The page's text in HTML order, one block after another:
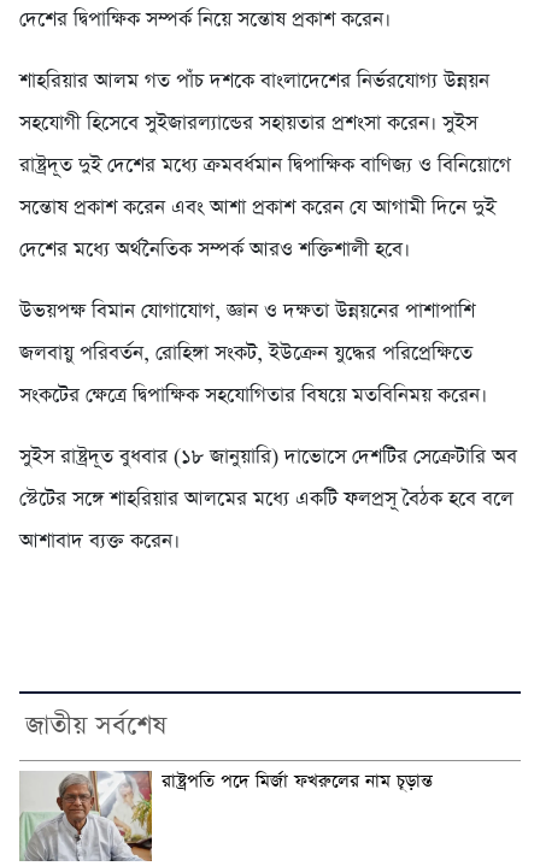
দেশের দ্বিপাক্ষিক সম্পর্ক নিয়ে সন্তোষ প্রকাশ করেন।
শাহরিয়ার আলম গত পাঁচ দশকে বাংলাদেশের নির্ভরযোগ্য উন্নয়ন
সহযোগী হিসেবে সুইজারল্যান্ডের সহায়তার প্রশংসা করেন। সুইস
রাষ্ট্রদূত দুই দেশের মধ্যে ক্রমবর্ধমান দ্বিপাক্ষিক বাণিজ্য ও বিনিয়োগে
সন্তোষ প্রকাশ করেন এবং আশা প্রকাশ করেন যে আগামী দিনে দুই
দেশের মধ্যে অর্থনৈতিক সম্পর্ক আরও শক্তিশালী হবে।
উভয়পক্ষ বিমান যোগাযোগ, জ্ঞান ও দক্ষতা উন্নয়নের পাশাপাশি
জলবায়ু পরিবর্তন, রোহিঙ্গা সংকট, ইউক্রেন যুদ্ধের পরিপ্রেক্ষিতে
সংকটের ক্ষেত্রে দ্বিপাক্ষিক সহযোগিতার বিষয়ে মতবিনিময় করেন।
সুইস রাষ্ট্রদূত বুধবার (১৮ জানুয়ারি) দাভোসে দেশটির সেক্রেটারি অব
স্টেটের সঙ্গে শাহরিয়ার আলমের মধ্যে একটি ফলপ্রসূ বৈঠক হবে বলে
আশাবাদ ব্যক্ত করেন।
জাতীয় সর্বশেষ
রাষ্ট্রপতি পদে মির্জা ফখরুলের নাম চূড়ান্ত